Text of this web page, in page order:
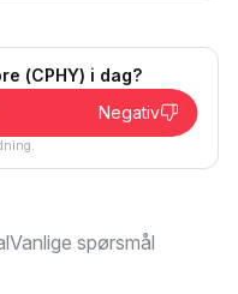
(CPHY) i dag?
Negativ
Vanlige spørsmål